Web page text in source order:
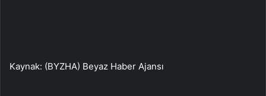
Kaynak: (BYZHA) Beyaz Haber Ajansı